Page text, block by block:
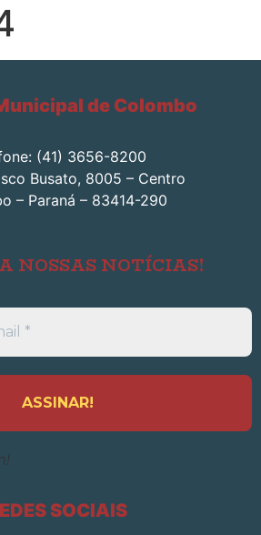
de Colombo
(41) 3656-8200
Busato, 8005 – Centro
– Paraná – 83414-290
NOSSAS NOTÍCIAS!
SOCIAIS